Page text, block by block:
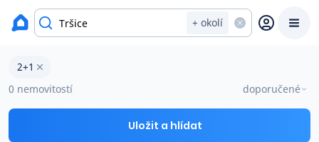
+ okolí
Prodat
Prodej s Reas.cz
okres Olomouc
Byty 2+1 na prodej Tršice
2+1
0 nemovitostí
doporučené
Uložit a hlídat